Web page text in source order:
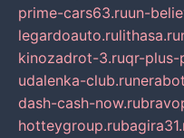
prime-cars63.ruun-
legardoauto.rulithasa.ru
kinozadrot-3.ruqr-plus-
udalenka-club.ru
dash-cash-now.ru
hotteygroup.ru